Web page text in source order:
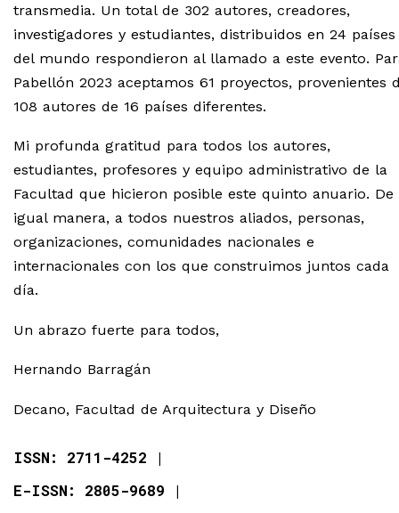
transmedia. Un total de 302 autores, creadores,
investigadores y estudiantes, distribuidos en 24 países
del mundo respondieron al llamado a este evento.
Pabellón 2023 aceptamos 61 proyectos, provenientes
108 autores de 16 países diferentes.
Mi profunda gratitud para todos los autores,
estudiantes, profesores y equipo administrativo de la
Facultad que hicieron posible este quinto anuario. De
igual manera, a todos nuestros aliados, personas,
organizaciones, comunidades nacionales e
internacionales con los que construimos juntos cada
día.
Un abrazo fuerte para todos,
Hernando Barragán
Decano, Facultad de Arquitectura y Diseño
ISSN: 2711-4252
E-ISSN: 2805-9689